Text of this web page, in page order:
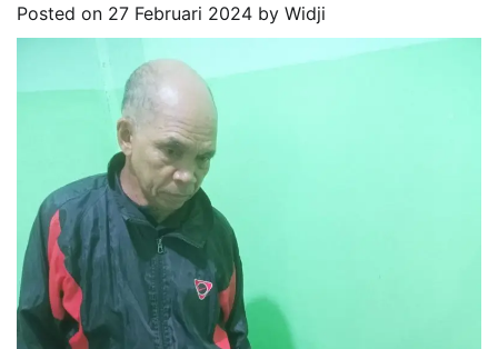
Posted on 27 Februari 2024 by Widji